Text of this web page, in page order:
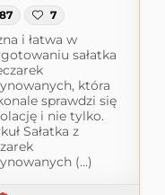
87 7
i łatwa w
sałatka
która
sprawdzi się
i nie tylko.
Sałatka z
(...)